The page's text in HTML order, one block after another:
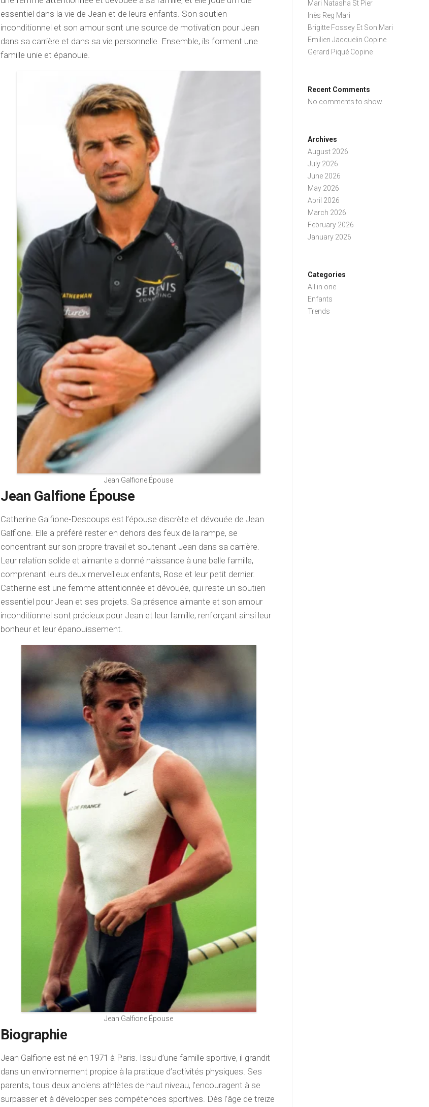
essentiel dans la vie de Jean et de leurs enfants. Son soutien
inconditionnel et son amour sont une source de motivation pour Jean
dans sa carrière et dans sa vie personnelle. Ensemble, ils forment une
famille unie et épanouie.
Jean Galfione Épouse
Jean Galfione Épouse
Catherine Galfione-Descoups est l’épouse discrète et dévouée de Jean
Galfione. Elle a préféré rester en dehors des feux de la rampe, se
concentrant sur son propre travail et soutenant Jean dans sa carrière.
Leur relation solide et aimante a donné naissance à une belle famille,
comprenant leurs deux merveilleux enfants, Rose et leur petit dernier.
Catherine est une femme attentionnée et dévouée, qui reste un soutien
essentiel pour Jean et ses projets. Sa présence aimante et son amour
inconditionnel sont précieux pour Jean et leur famille, renforçant ainsi leur
bonheur et leur épanouissement.
Jean Galfione Épouse
Biographie
Jean Galfione est né en 1971 à Paris. Issu d’une famille sportive, il grandit
dans un environnement propice à la pratique d’activités physiques. Ses
parents, tous deux anciens athlètes de haut niveau, l’encouragent à se
surpasser et à développer ses compétences sportives. Dès l’âge de treize
Mari Natasha St Pier
Inès Reg Mari
Brigitte Fossey Et Son Mari
Emilien Jacquelin Copine
Gerard Piqué Copine
Recent Comments
No comments to show.
Archives
August 2026
July 2026
June 2026
May 2026
April 2026
March 2026
February 2026
January 2026
Categories
All in one
Enfants
Trends